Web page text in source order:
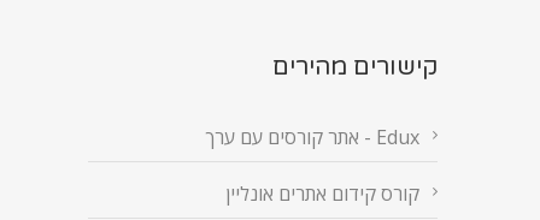
קישורים מהירים
Edux - אתר קורסים עם ערך
קורס קידום אתרים אונליין